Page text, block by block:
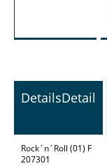
DetailsDetail
Rock´n´Roll (01) F
207301